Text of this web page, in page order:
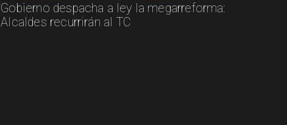
Gobierno despacha a ley la megarreforma:
Alcaldes recurrirán al TC